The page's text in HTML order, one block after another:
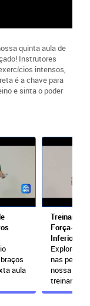
quinta aula de
Instrutores
intensos,
é a chave para
e sinta o poder
aula
Força-
Inferiores
Explore a
nas pernas
nossa
treinam...